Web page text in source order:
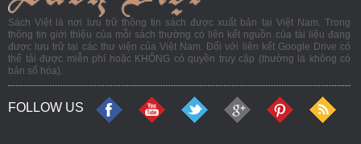
Sách Việt là nơi lưu trữ thông tin sách được xuất bản tại Việt Nam. Trong
thông tin giới thiệu của mỗi sách thường có liên kết nguồn của tài liệu đang
được lưu trữ tại các thư viện của Việt Nam. Đối với liên kết Google Drive có
thể tải được miễn phí hoặc KHÔNG có quyền truy cập (thường là không có
bản số hóa).
FOLLOW US